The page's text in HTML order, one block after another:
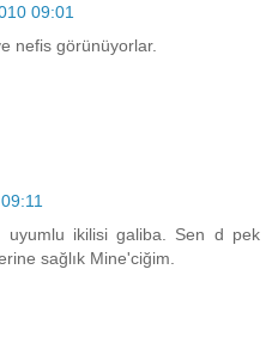
09:01
nefis görünüyorlar.
uyumlu ikilisi galiba. Sen d pek
sağlık Mine'ciğim.